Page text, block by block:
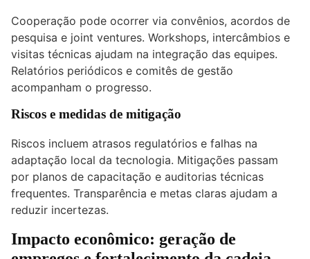
Cooperação pode ocorrer via convênios, acordos de
pesquisa e joint ventures. Workshops, intercâmbios e
visitas técnicas ajudam na integração das equipes.
Relatórios periódicos e comitês de gestão
acompanham o progresso.
Riscos e medidas de mitigação
Riscos incluem atrasos regulatórios e falhas na
adaptação local da tecnologia. Mitigações passam
por planos de capacitação e auditorias técnicas
frequentes. Transparência e metas claras ajudam a
reduzir incertezas.
Impacto econômico: geração de